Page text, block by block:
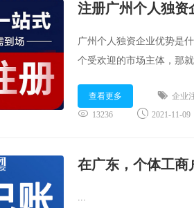
注册广州个人独资
广州个人独资企业优势是
个受欢迎的市场主体，那
什么？如何注册？...
查看更多
企业
13236
2021-11-09
在广东，个体工商
...